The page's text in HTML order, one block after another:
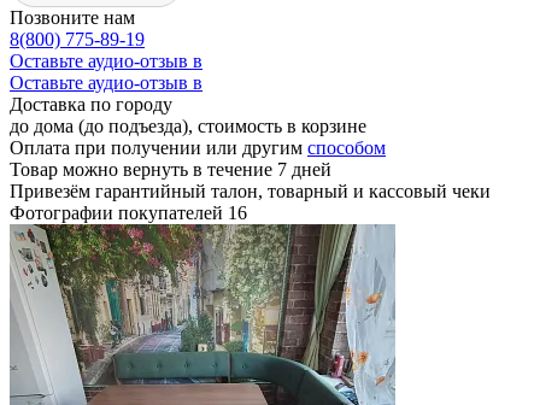
Позвоните нам
8(800) 775-89-19
Оставьте аудио-отзыв в
Оставьте аудио-отзыв в
Доставка по городу
до дома (до подъезда), стоимость в корзине
Оплата при получении или другим способом
Товар можно вернуть в течение 7 дней
Привезём гарантийный талон, товарный и кассовый чеки
Фотографии покупателей 16